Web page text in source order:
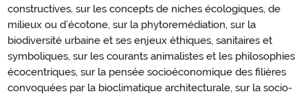
constructives, sur les concepts de niches écologiques, de
milieux ou d’écotone, sur la phytoremédiation, sur la
biodiversité urbaine et ses enjeux éthiques, sanitaires et
symboliques, sur les courants animalistes et les philosophies
écocentriques, sur la pensée socioéconomique des filières
convoquées par la bioclimatique architecturale, sur la socio-